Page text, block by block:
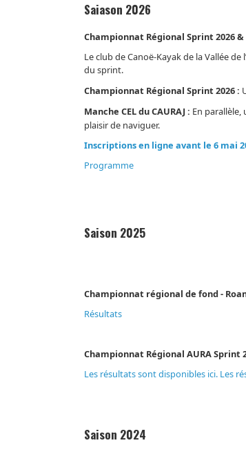
Saiason 2026
Championnat Régional Sprint 2026 &
Le club de Canoë-Kayak de la Vallée
du sprint.​
Championnat Régional Sprint 2026 :
Manche CEL du CAURAJ : En
plaisir de naviguer.​​
Inscriptions en ligne avant le 6 mai
Programme
Saison 2025
Championnat régional de fond -
Résultats
Championnat Régional AURA Sprint
Les résultats sont disponibles ici. Les
Saison 2024